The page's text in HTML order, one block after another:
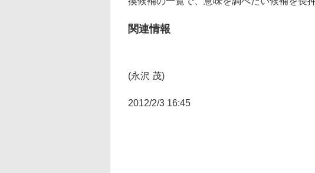
関連情報
(永沢 茂)
2012/2/3 16:45